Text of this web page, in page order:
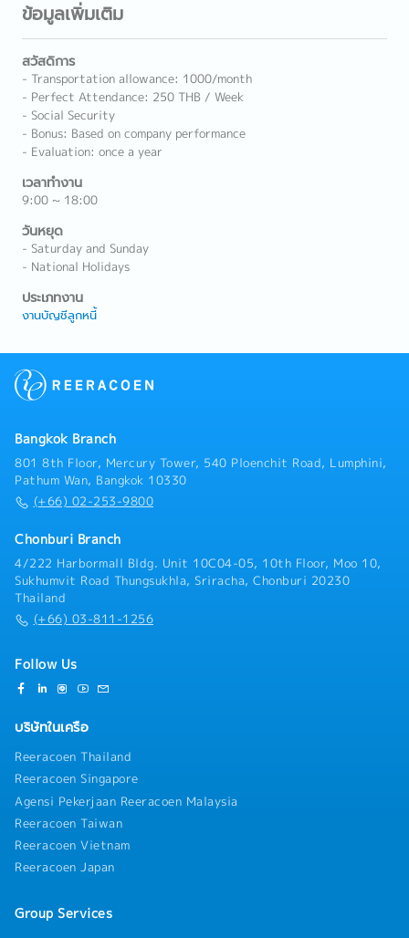
ข้อมูลเพิ่มเติม
สวัสดิการ
- Transportation allowance: 1000/month
- Perfect Attendance: 250 THB / Week
- Social Security
- Bonus: Based on company performance
- Evaluation: once a year
เวลาทำงาน
9:00 ~ 18:00
วันหยุด
- Saturday and Sunday
- National Holidays
ประเภทงาน
งานบัญชีลูกหนี้
Bangkok Branch
801 8th Floor, Mercury Tower, 540 Ploenchit Road, Lumphini,
Pathum Wan, Bangkok 10330
(+66) 02-253-9800
Chonburi Branch
4/222 Harbormall Bldg. Unit 10C04-05, 10th Floor, Moo 10,
Sukhumvit Road Thungsukhla, Sriracha, Chonburi 20230
Thailand
(+66) 03-811-1256
Follow Us
บริษัทในเครือ
Reeracoen Thailand
Reeracoen Singapore
Agensi Pekerjaan Reeracoen Malaysia
Reeracoen Taiwan
Reeracoen Vietnam
Reeracoen Japan
Group Services